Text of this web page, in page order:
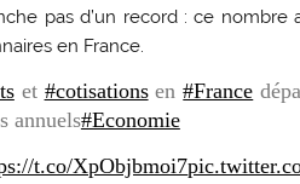
pas d’un record : ce
en France.
et #cotisationsen#France
annuels#Economie
t.co/XpObjbmoi7